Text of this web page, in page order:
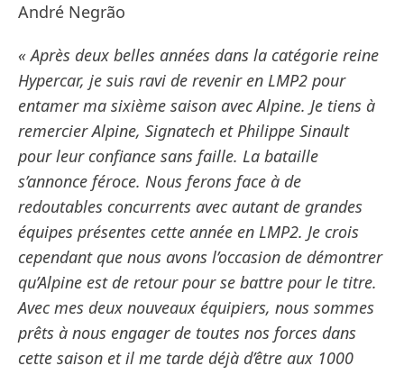
André Negrão
« Après deux belles années dans la catégorie reine
Hypercar, je suis ravi de revenir en LMP2 pour
entamer ma sixième saison avec Alpine. Je tiens à
remercier Alpine, Signatech et Philippe Sinault
pour leur confiance sans faille. La bataille
s’annonce féroce. Nous ferons face à de
redoutables concurrents avec autant de grandes
équipes présentes cette année en LMP2. Je crois
cependant que nous avons l’occasion de démontrer
qu’Alpine est de retour pour se battre pour le titre.
Avec mes deux nouveaux équipiers, nous sommes
prêts à nous engager de toutes nos forces dans
cette saison et il me tarde déjà d’être aux 1000